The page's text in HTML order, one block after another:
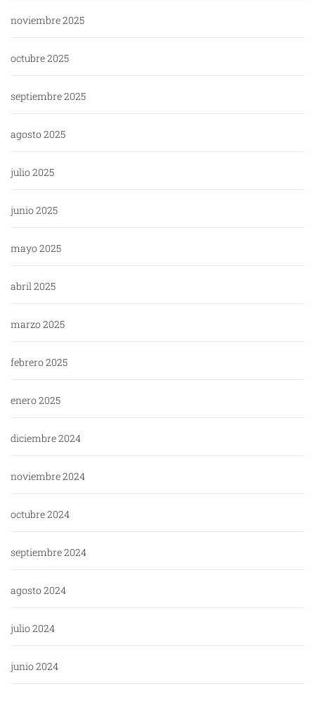
noviembre 2025
octubre 2025
septiembre 2025
agosto 2025
julio 2025
junio 2025
mayo 2025
abril 2025
marzo 2025
febrero 2025
enero 2025
diciembre 2024
noviembre 2024
octubre 2024
septiembre 2024
agosto 2024
julio 2024
junio 2024